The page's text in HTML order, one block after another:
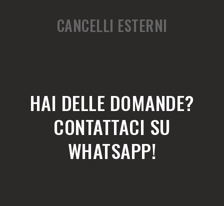
CANCELLI ESTERNI
HAI DELLE DOMANDE?
CONTATTACI SU
WHATSAPP!